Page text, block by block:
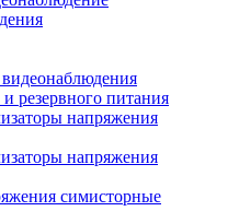
резервного питания
напряжения
напряжения
симисторные